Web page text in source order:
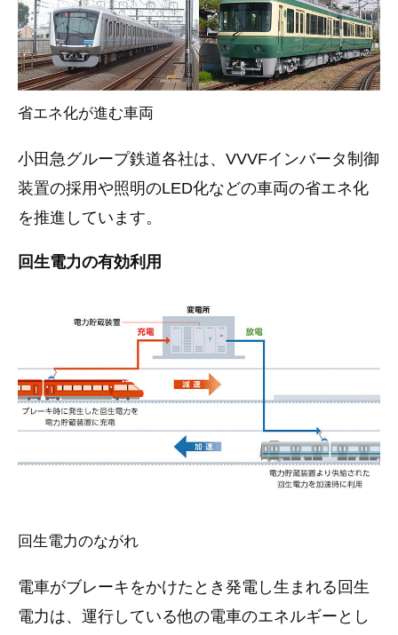
省エネ化が進む車両
小田急グループ鉄道各社は、VVVFインバータ制御
装置の採用や照明のLED化などの車両の省エネ化
を推進しています。
回生電力の有効利用
回生電力のながれ
電車がブレーキをかけたとき発電し生まれる回生
電力は、運行している他の電車のエネルギーとし